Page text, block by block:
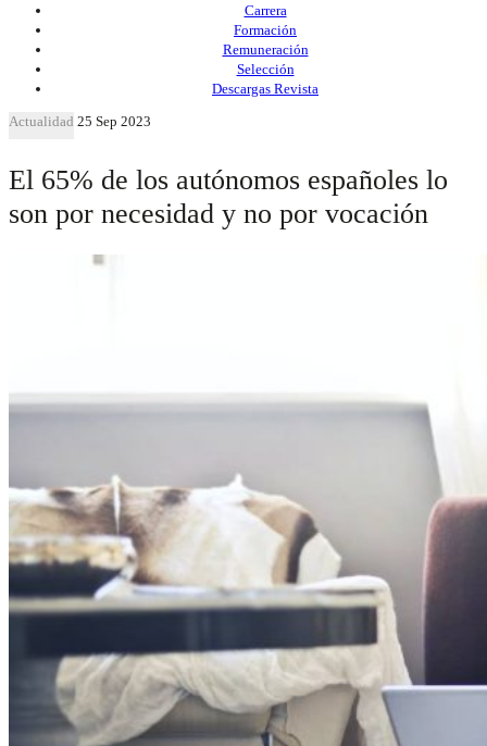
Carrera
Formación
Remuneración
Selección
Descargas Revista
Actualidad 25 Sep 2023
El 65% de los autónomos españoles lo
son por necesidad y no por vocación